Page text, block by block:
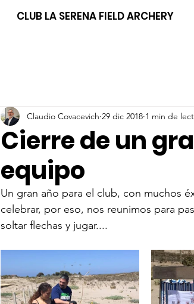
CLUB LA SERENA FIELD ARCHERY
Cierre de un
equipo
Claudio Covacevich 29 dic 2018 1 min de
Un gran año para el club, con muchos
celebrar, por eso, nos reunimos para
soltar flechas y jugar....